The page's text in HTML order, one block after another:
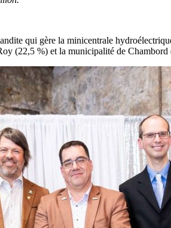
qui gère la minicentrale
(22,5 %) et la municipalité de Chambord